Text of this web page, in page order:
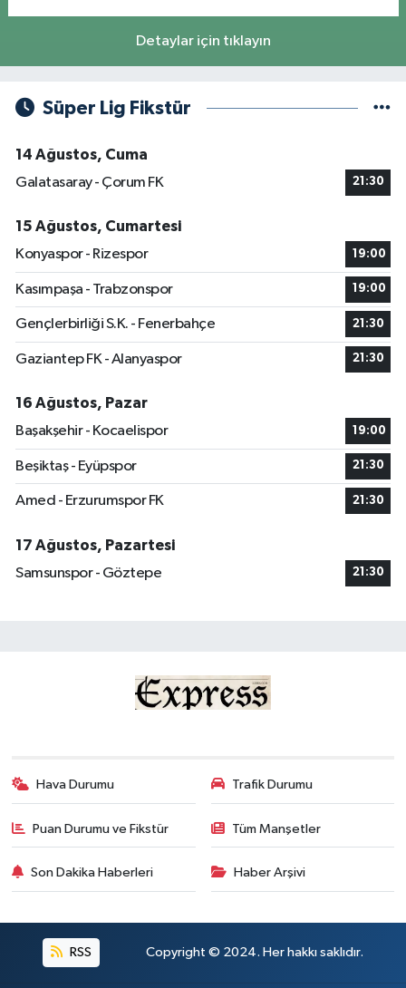
Detaylar için tıklayın
Süper Lig Fikstür
14 Ağustos, Cuma
Galatasaray - Çorum FK
21:30
15 Ağustos, Cumartesi
Konyaspor - Rizespor
19:00
Kasımpaşa - Trabzonspor 19:00
Gençlerbirliği S.K. - Fenerbahçe 21:30
Gaziantep FK - Alanyaspor 21:30
16 Ağustos, Pazar
Başakşehir - Kocaelispor
19:00
Beşiktaş - Eyüpspor 21:30
Amed - Erzurumspor FK 21:30
17 Ağustos, Pazartesi
Samsunspor - Göztepe
21:30
Hava Durumu Trafik Durumu
Puan Durumu ve Fikstür Tüm Manşetler
Son Dakika Haberleri Haber Arşivi
RSS Copyright © 2024. Her hakkı saklıdır.